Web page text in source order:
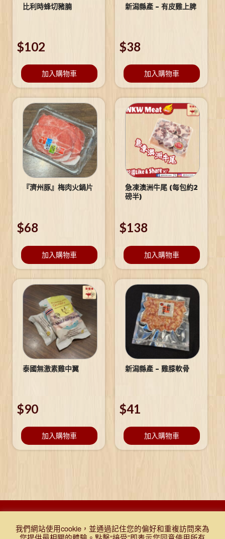
比利時蜂切豬腩
$102
加入購物車
新潟縣產 – 有皮雞上脾
$38
加入購物車
『濟州豚』梅肉火鍋片
$68
加入購物車
急凍澳洲牛尾 (每包約2
磅半)
$138
加入購物車
泰國無激素雞中翼
$90
加入購物車
新潟縣產 – 雞膝軟骨
$41
加入購物車
條款及細則| 免責聲明|門市報價表|TEST
我們網站使用cookie，並通過記住您的偏好和重複訪問來為